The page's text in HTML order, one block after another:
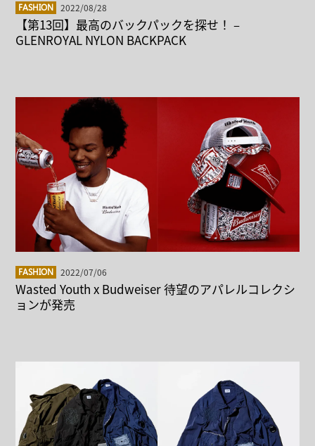
FASHION 2022/08/28
【第13回】最高のバックパックを探せ！ –
GLENROYAL NYLON BACKPACK
FASHION 2022/07/06
Wasted Youth x Budweiser 待望のアパレルコレクシ
ョンが発売